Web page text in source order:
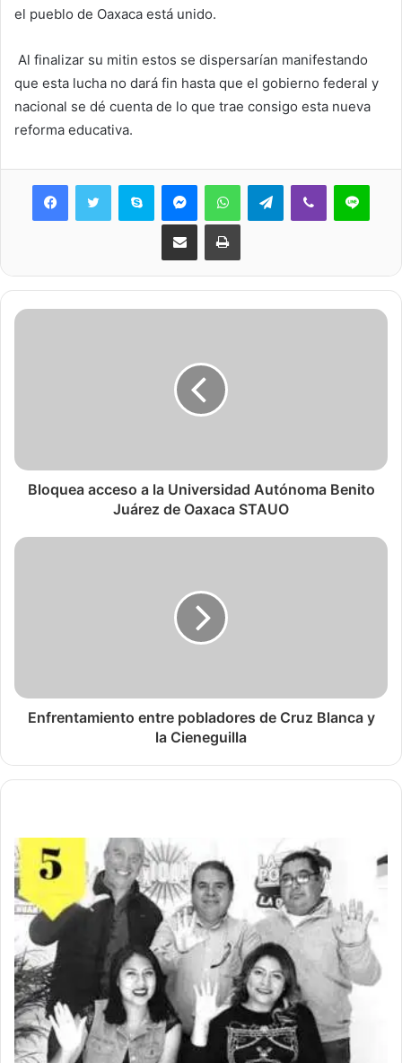
el pueblo de Oaxaca está unido.
Al finalizar su mitin estos se dispersarían manifestando
que esta lucha no dará fin hasta que el gobierno federal y
nacional se dé cuenta de lo que trae consigo esta nueva
reforma educativa.
Skype MessengerWhatsAppTelegramViber Line
Share via Email Print
Bloquea acceso a la Universidad Autónoma Benito
Juárez de Oaxaca STAUO
Enfrentamiento entre pobladores de Cruz Blanca y
la Cieneguilla